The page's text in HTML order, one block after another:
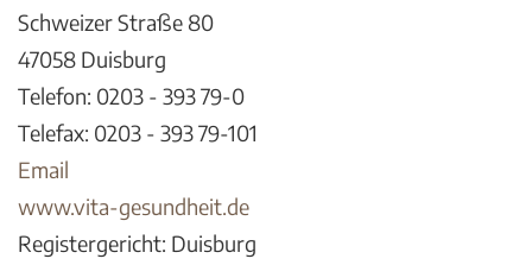
Schweizer Straße 80
47058 Duisburg
Telefon: 0203 - 393 79-0
Telefax: 0203 - 393 79-101
Email
www.vita-gesundheit.de
Registergericht: Duisburg